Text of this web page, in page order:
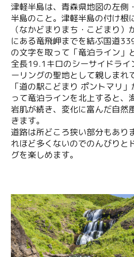
津軽半島は、青森県地図の左側
半島のこと。津軽半島の付け根
（なかどまりまち・こどまり
にある竜飛岬までを結ぶ国道
の文字を取って「竜泊ライン」
全長19.1キロのシーサイドライ
ーリングの聖地として親しまれ
「道の駅こどまり ポントマリ
って竜泊ラインを北上すると、
岩肌が続き、変化に富んだ自然
きます。
道路は所どころ狭い部分もあり
れほど多くないのでのんびりと
グを楽しめます。